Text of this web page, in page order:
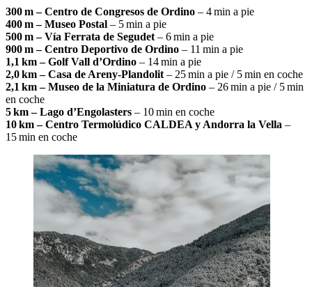
300 m – Centro de Congresos de Ordino – 4 min a pie
400 m – Museo Postal – 5 min a pie
500 m – Vía Ferrata de Segudet – 6 min a pie
900 m – Centro Deportivo de Ordino – 11 min a pie
1,1 km – Golf Vall d’Ordino – 14 min a pie
2,0 km – Casa de Areny‑Plandolit – 25 min a pie / 5 min en coche
2,1 km – Museo de la Miniatura de Ordino – 26 min a pie / 5 min
en coche
5 km – Lago d’Engolasters – 10 min en coche
10 km – Centro Termolúdico CALDEA y Andorra la Vella –
15 min en coche